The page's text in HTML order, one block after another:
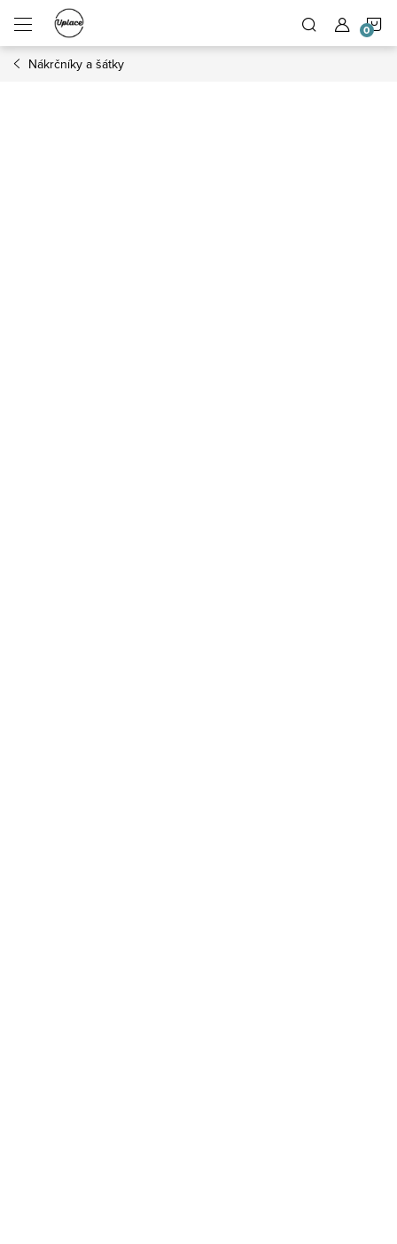
Přejít na obsah
Nákrčníky a šátky